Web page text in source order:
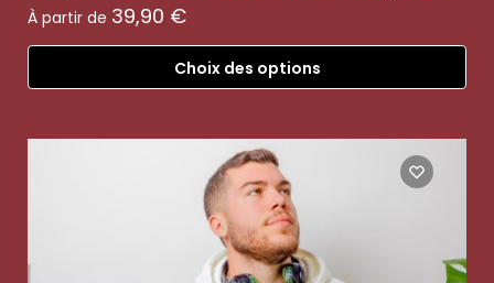
À partir de 39,90 €
Choix des options